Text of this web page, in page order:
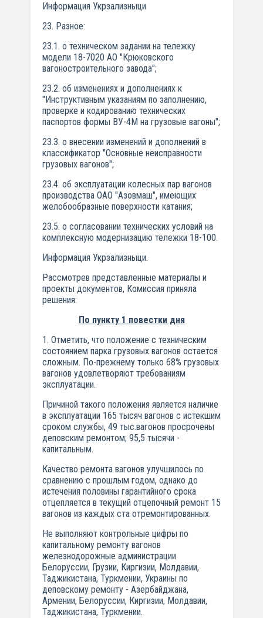
Информация Укрзализныци
23. Разное:
23.1. о техническом задании на тележку
модели 18-7020 АО "Крюковского
вагоностроительного завода";
23.2. об изменениях и дополнениях к
"Инструктивным указаниям по заполнению,
проверке и кодированию технических
паспортов формы ВУ-4М на грузовые вагоны";
23.3. о внесении изменений и дополнений в
классификатор "Основные неисправности
грузовых вагонов";
23.4. об эксплуатации колесных пар вагонов
производства ОАО "Азовмаш", имеющих
желобообразные поверхности катания;
23.5. о согласовании технических условий на
комплексную модернизацию тележки 18-100.
Информация Укрзализныци.
Рассмотрев представленные материалы и
проекты документов, Комиссия приняла
решения:
По пункту 1 повестки дня
1. Отметить, что положение с техническим
состоянием парка грузовых вагонов остается
сложным. По-прежнему только 68% грузовых
вагонов удовлетворяют требованиям
эксплуатации.
Причиной такого положения является наличие
в эксплуатации 165 тысяч вагонов с истекшим
сроком службы, 49 тыс.вагонов просрочены
деповским ремонтом; 95,5 тысячи -
капитальным.
Качество ремонта вагонов улучшилось по
сравнению с прошлым годом, однако до
истечения половины гарантийного срока
отцепляется в текущий отцепочный ремонт 15
вагонов из каждых ста отремонтированных.
Не выполняют контрольные цифры по
капитальному ремонту вагонов
железнодорожные администрации
Белоруссии, Грузии, Киргизии, Молдавии,
Таджикистана, Туркмении, Украины по
деповскому ремонту - Азербайджана,
Армении, Белоруссии, Киргизии, Молдавии,
Таджикистана, Туркмении.